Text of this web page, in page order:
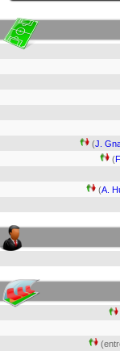
(J.
(
(A.